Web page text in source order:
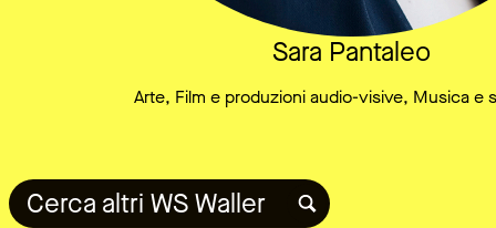
Sara Pantaleo
Arte, Film e produzioni audio-visive, Musica e
Cerca altri WS Waller